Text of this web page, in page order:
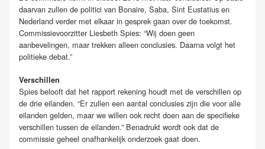
daarvan zullen de politici van Bonaire, Saba, Sint Eustatius en
Nederland verder met elkaar in gesprek gaan over de toekomst.
Commissievoorzitter Liesbeth Spies: “Wij doen geen
aanbevelingen, maar trekken alleen conclusies. Daarna volgt het
politieke debat.”
Verschillen
Spies belooft dat het rapport rekening houdt met de verschillen op
de drie eilanden. “Er zullen een aantal conclusies zijn die voor alle
eilanden gelden, maar we willen ook recht doen aan de specifieke
verschillen tussen de eilanden.” Benadrukt wordt ook dat de
commissie geheel onafhankelijk onderzoek gaat doen.